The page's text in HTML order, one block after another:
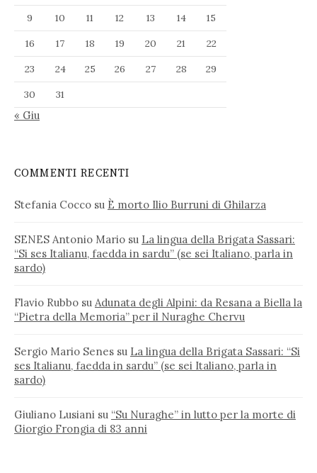
9
10 11 12 13 14
15
16
17 18 19 20 21
22
23
24 25 26 27 28
29
30
31
« Giu
COMMENTI RECENTI
Stefania Cocco su È morto Ilio Burruni di Ghilarza
SENES Antonio Mario su La lingua della Brigata Sassari:
“Si ses Italianu, faedda in sardu” (se sei Italiano, parla in
sardo)
Flavio Rubbo su Adunata degli Alpini: da Resana a Biella la
“Pietra della Memoria” per il Nuraghe Chervu
Sergio Mario Senes su La lingua della Brigata Sassari: “Si
ses Italianu, faedda in sardu” (se sei Italiano, parla in
sardo)
Giuliano Lusiani su “Su Nuraghe” in lutto per la morte di
Giorgio Frongia di 83 anni